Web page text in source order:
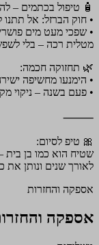
🧴 טיפול בכתמים –
• חוק הברזל: אל
• שפכי מעט מים
מטלית רכה – בלי
🌿 תחזוקה חכמה:
• הימנעו מחשיפה
• פעם בשנה – ניקוי
⸻
🎀 טיפ לסיום:
שטיח הוא כמו בן בית
לאורך שנים ונותן את
אספקה והחזרות
אספקה